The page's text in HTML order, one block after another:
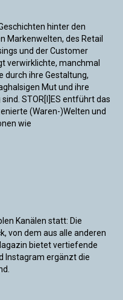
hinter den
Markenwelten, des Retail
und der Customer
verwirklichte, manchmal
durch ihre Gestaltung,
Mut und ihre
STOR[I]ES entführt das
(Waren-)Welten und
wie
Kanälen statt: Die
von dem aus alle anderen
bietet vertiefende
Instagram ergänzt die